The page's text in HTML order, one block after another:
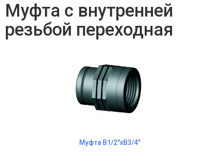
Муфта с внутренней
резьбой переходная
Муфта B1/2"хB3/4"